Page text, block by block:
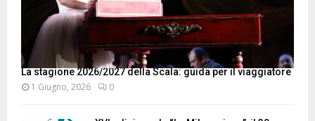
La stagione 2026/2027 della Scala: guida per il viaggiatore
1 Giugno, 2026 0